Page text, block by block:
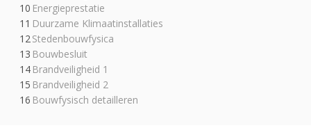
Energieprestatie
Duurzame Klimaatinstallaties
Stedenbouwfysica
Bouwbesluit
Brandveiligheid 1
Brandveiligheid 2
Bouwfysisch detailleren